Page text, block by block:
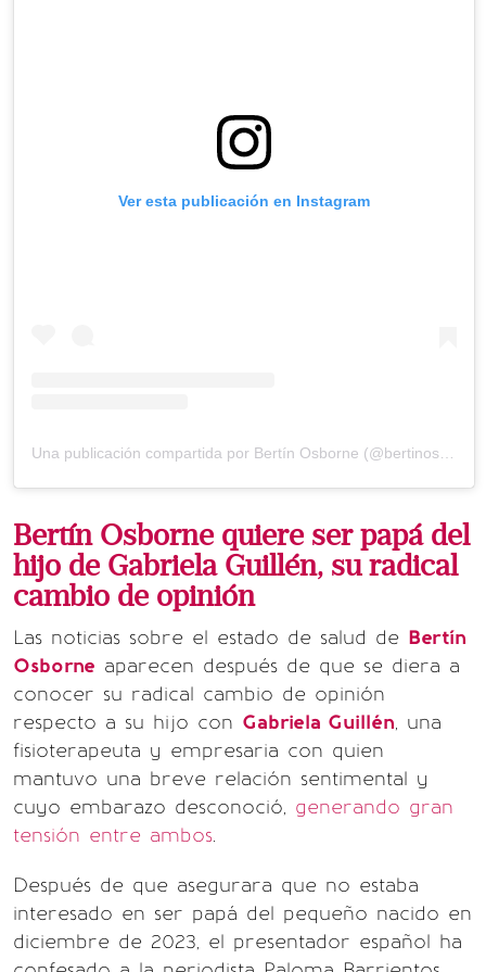
Ver esta publicación en Instagram
Una publicación compartida por Bertín Osborne (@bertinosborne)
Bertín Osborne quiere ser papá del
hijo de Gabriela Guillén, su radical
cambio de opinión
Las noticias sobre el estado de salud de Bertín
Osborne aparecen después de que se diera a
conocer su radical cambio de opinión
respecto a su hijo con Gabriela Guillén, una
fisioterapeuta y empresaria con quien
mantuvo una breve relación sentimental y
cuyo embarazo desconoció, generando gran
tensión entre ambos.
Después de que asegurara que no estaba
interesado en ser papá del pequeño nacido en
diciembre de 2023, el presentador español ha